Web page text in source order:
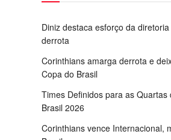
Diniz destaca esforço da
derrota
Corinthians amarga derrota e
Copa do Brasil
Times Definidos para as Quartas
Brasil 2026
Corinthians vence Internacional,